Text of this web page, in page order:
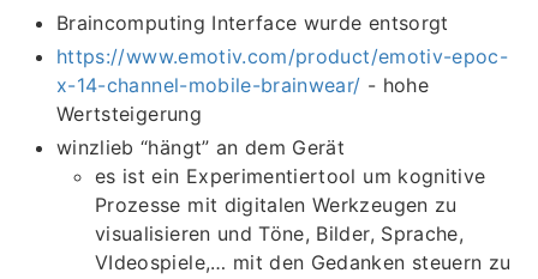
Braincomputing Interface wurde entsorgt
https://www.emotiv.com/product/emotiv-epoc-
x-14-channel-mobile-brainwear/ - hohe
Wertsteigerung
winzlieb “hängt” an dem Gerät
es ist ein Experimentiertool um kognitive
Prozesse mit digitalen Werkzeugen zu
visualisieren und Töne, Bilder, Sprache,
VIdeospiele,… mit den Gedanken steuern zu